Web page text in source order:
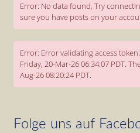
Error: No data found, Try
sure you have posts on your
Error: Error validating access
Friday, 20-Mar-26 06:34:07 PDT.
Aug-26 08:20:24 PDT.
Folge uns auf